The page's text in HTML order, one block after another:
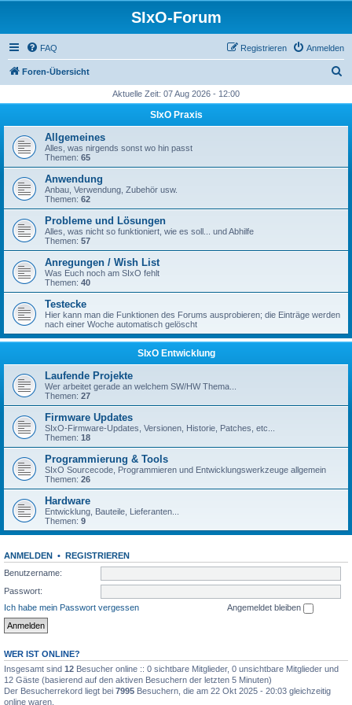
SIxO-Forum
FAQ Anmelden
Registrieren
Foren-Übersicht
h
Aktuelle Zeit: 07 Aug 2026 - 12:00
SIxO Praxis
Allgemeines
Alles, was nirgends sonst wo hin passt
Themen: 65
Anwendung
Anbau, Verwendung, Zubehör usw.
Themen: 62
Probleme und Lösungen
Alles, was nicht so funktioniert, wie es soll... und Abhilfe
Themen: 57
Anregungen / Wish List
Was Euch noch am SIxO fehlt
Themen: 40
Testecke
Hier kann man die Funktionen des Forums ausprobieren; die Einträge werden
nach einer Woche automatisch gelöscht
SIxO Entwicklung
Laufende Projekte
Wer arbeitet gerade an welchem SW/HW Thema...
Themen: 27
Firmware Updates
SIxO-Firmware-Updates, Versionen, Historie, Patches, etc...
Themen: 18
Programmierung & Tools
SIxO Sourcecode, Programmieren und Entwicklungswerkzeuge allgemein
Themen: 26
Hardware
Entwicklung, Bauteile, Lieferanten...
Themen: 9
ANMELDEN • REGISTRIEREN
Benutzername:
Passwort:
Ich habe mein Passwort vergessen
Angemeldet bleiben
WER IST ONLINE?
Insgesamt sind 12 Besucher online :: 0 sichtbare Mitglieder, 0 unsichtbare Mitglieder und
12 Gäste (basierend auf den aktiven Besuchern der letzten 5 Minuten)
Der Besucherrekord liegt bei 7995 Besuchern, die am 22 Okt 2025 - 20:03 gleichzeitig
online waren.